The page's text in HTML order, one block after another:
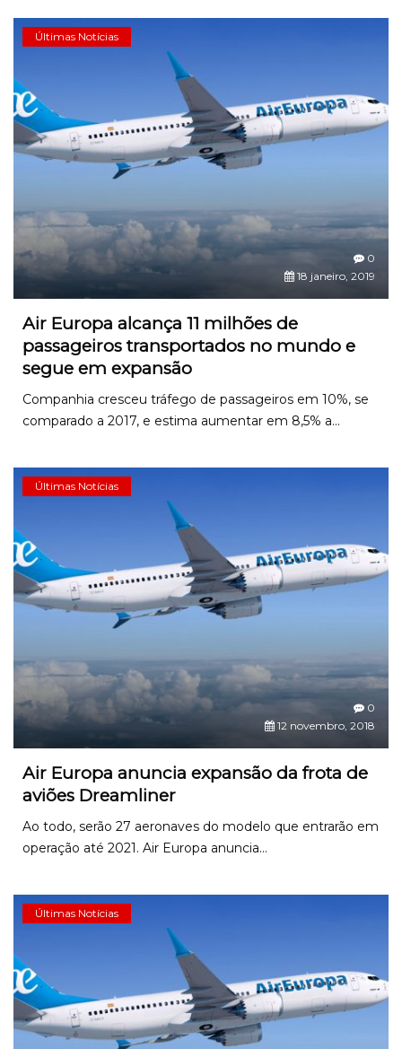
Últimas Notícias
0
18 janeiro, 2019
Air Europa alcança 11 milhões de
passageiros transportados no mundo e
segue em expansão
Companhia cresceu tráfego de passageiros em 10%, se
comparado a 2017, e estima aumentar em 8,5% a...
Últimas Notícias
0
12 novembro, 2018
Air Europa anuncia expansão da frota de
aviões Dreamliner
Ao todo, serão 27 aeronaves do modelo que entrarão em
operação até 2021. Air Europa anuncia...
Últimas Notícias